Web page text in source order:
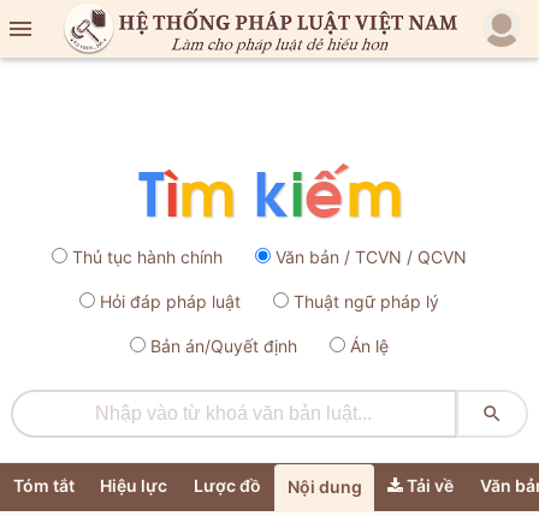

Thủ tục hành chính Văn bản / TCVN / QCVN
Hỏi đáp pháp luật Thuật ngữ pháp lý
Bản án/Quyết định Án lệ

Tóm tắt Hiệu lực Lược đồ Nội dung Tải về Văn